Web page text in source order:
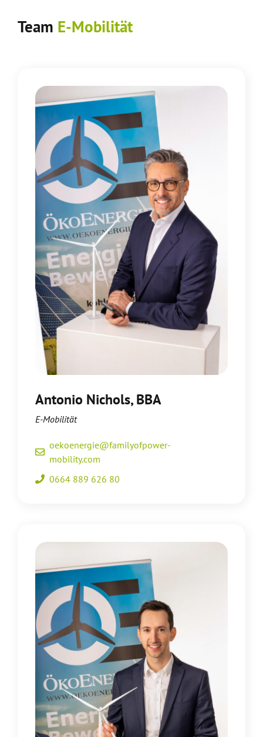
Team E-Mobilität
Antonio Nichols, BBA
E-Mobilität
oekoenergie@familyofpower-
mobility.com
0664 889 626 80